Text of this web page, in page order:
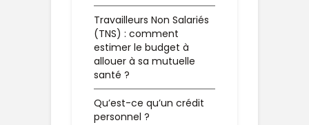
Travailleurs Non Salariés
(TNS) : comment
estimer le budget à
allouer à sa mutuelle
santé ?
Qu’est-ce qu’un crédit
personnel ?